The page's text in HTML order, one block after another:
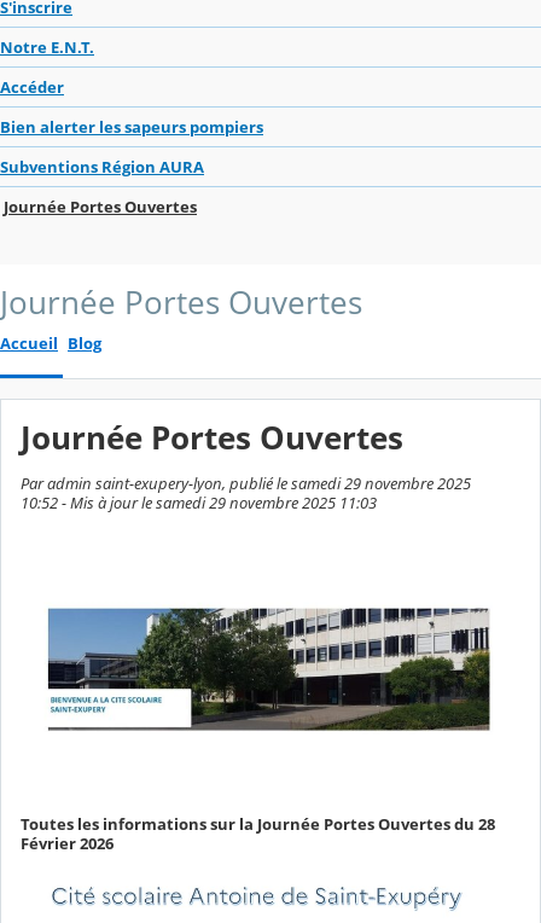
S'inscrire
Notre E.N.T.
Accéder
Bien alerter les sapeurs pompiers
Subventions Région AURA
Journée Portes Ouvertes
Journée Portes Ouvertes
Accueil Blog
Journée Portes Ouvertes
Par admin saint-exupery-lyon, publié le samedi 29 novembre 2025
10:52 - Mis à jour le samedi 29 novembre 2025 11:03
Toutes les informations sur la Journée Portes Ouvertes du 28
Février 2026